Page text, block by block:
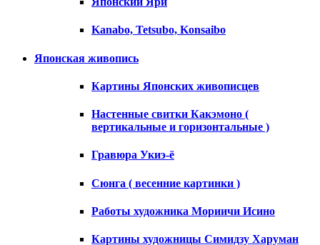
Kanabo, Tetsubo, Konsaibo
Японская живопись
Картины Японских живописцев
Настенные свитки Какэмоно (
вертикальные и горизонтальные )
Гравюра Укиэ-ё
Сюнга ( весенние картинки )
Работы художника Мориичи Исино
Картины художницы Симидзу Харуман